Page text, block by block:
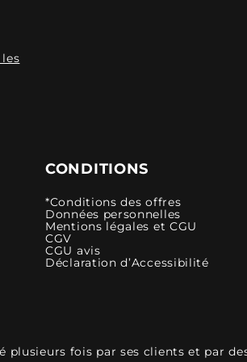
CONDITIONS
*Conditions des offres
Données personnelles
Mentions légales et CGU
CGV
CGU avis
Déclaration d’Accessibilité
plusieurs fois par ses clients et par